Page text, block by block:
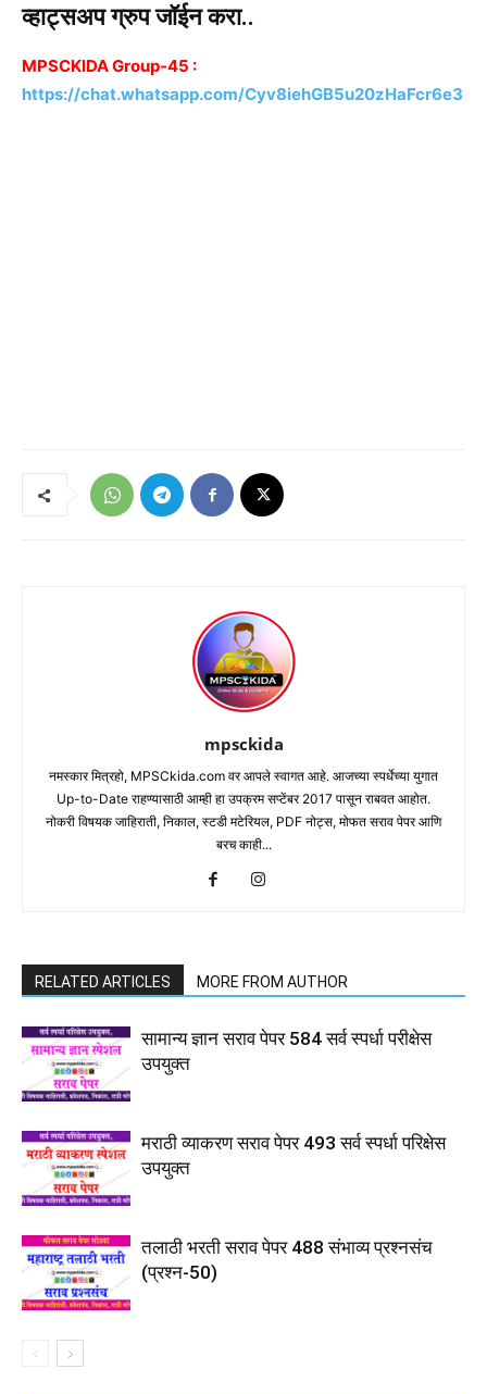
व्हाट्सअप ग्रुप जॉईन करा..
MPSCKIDA Group-45 :
https://chat.whatsapp.com/Cyv8iehGB5u20zHaFcr6e3
mpsckida
नमस्कार मित्रहो, MPSCkida.com वर आपले स्वागत आहे. आजच्या स्पर्धेच्या युगात
Up-to-Date राहण्यासाठी आम्ही हा उपक्रम सप्टेंबर 2017 पासून राबवत आहोत.
नोकरी विषयक जाहिराती, निकाल, स्टडी मटेरियल, PDF नोट्स, मोफत सराव पेपर आणि
बरच काही...
RELATED ARTICLES MORE FROM AUTHOR
सामान्य ज्ञान सराव पेपर 584 सर्व स्पर्धा परीक्षेस
उपयुक्त
मराठी व्याकरण सराव पेपर 493 सर्व स्पर्धा परिक्षेस
उपयुक्त
तलाठी भरती सराव पेपर 488 संभाव्य प्रश्नसंच
(प्रश्न-50)